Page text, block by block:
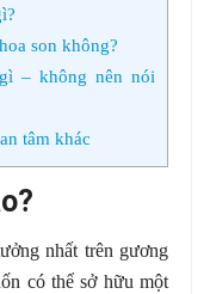
son không?
– không nên nói
tâm khác
nhất trên gương
có thể sở hữu một